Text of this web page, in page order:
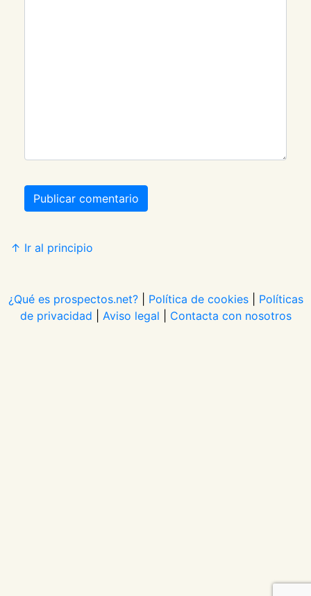
Publicar comentario
↑ Ir al principio
¿Qué es prospectos.net?| Política de cookies| Políticas
de privacidad
Aviso legal Contacta con nosotros